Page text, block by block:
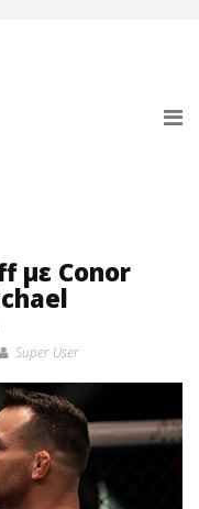
με Conor
Super User